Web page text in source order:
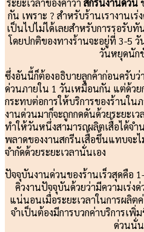
ระยะเวลาของคำว่า สกรีนงานด่วน
กัน เพราะ ? สำหรับร้านเรางานเ
เป็นไปไม่ได้เลยสำหรับการรอรับทั
โดยปกติของทางร้านจะอยู่ที่ 3-5
วันหยุดนัก
ซึ่งอันนี้ก็ต้องอธิบายลูกค้าก่อนครับว่
ด่วนภายใน 1 วันเหมือนกัน แต่ด้ว
กระทบต่อการให้บริการของร้านใน
งานด่วนมาก็จะถูกกดดันด้วยระยะเ
ทำให้วันหนึ่งสามารถผลิตเสื้อได้จำ
พลาดของงานสกรีนเสื้อขึ้นแทบจะไ
จำกัดด้วยระยะเวลานั่นเอง
ปัจจุบันงานด่วนของร้านเร็วสุดคือ
คิวงานปัจจุบันด้วยว่ามีความเร่ง
แน่นอนเมื่อระยะเวลาในการผลิต
จำเป็นต้องมีการบวกค่าบริการเ
ด่วนนั่น